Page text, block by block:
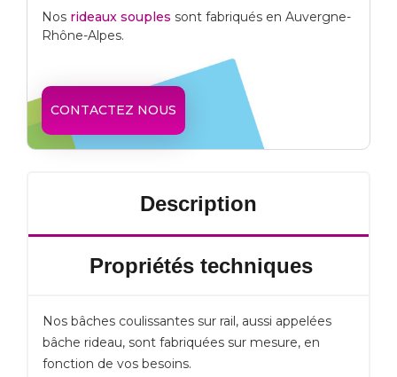
Nos rideaux souples sont fabriqués en Auvergne-
Rhône-Alpes.
CONTACTEZ NOUS
Description
Propriétés techniques
Nos bâches coulissantes sur rail, aussi appelées
bâche rideau, sont fabriquées sur mesure, en
fonction de vos besoins.